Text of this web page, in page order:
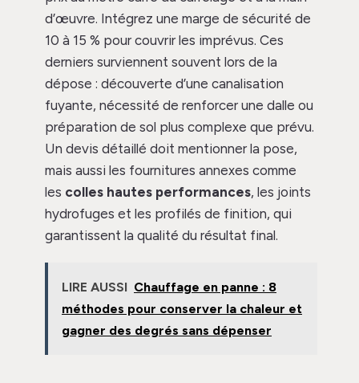
d’œuvre. Intégrez une marge de sécurité de
10 à 15 % pour couvrir les imprévus. Ces
derniers surviennent souvent lors de la
dépose : découverte d’une canalisation
fuyante, nécessité de renforcer une dalle ou
préparation de sol plus complexe que prévu.
Un devis détaillé doit mentionner la pose,
mais aussi les fournitures annexes comme
les colles hautes performances, les joints
hydrofuges et les profilés de finition, qui
garantissent la qualité du résultat final.
LIRE AUSSI Chauffage en panne : 8
méthodes pour conserver la chaleur et
gagner des degrés sans dépenser